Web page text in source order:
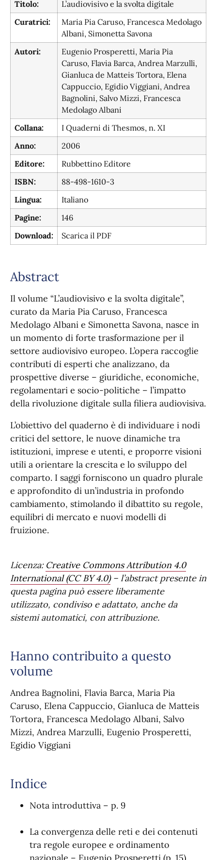
Titolo:
L’audiovisivo e la svolta digitale
Curatrici:
Maria Pia Caruso, Francesca Medolago
Albani, Simonetta Savona
Autori:
Eugenio Prosperetti, Maria Pia
Caruso, Flavia Barca, Andrea Marzulli,
Gianluca de Matteis Tortora, Elena
Cappuccio, Egidio Viggiani, Andrea
Bagnolini, Salvo Mizzi, Francesca
Medolago Albani
Collana:
I Quaderni di Thesmos, n. XI
Anno:
2006
Editore:
Rubbettino Editore
ISBN:
88-498-1610-3
Lingua:
Italiano
Pagine:
146
Download:
Scarica il PDF
Abstract
Il volume “L’audiovisivo e la svolta digitale”,
curato da Maria Pia Caruso, Francesca
Medolago Albani e Simonetta Savona, nasce in
un momento di forte trasformazione per il
settore audiovisivo europeo. L’opera raccoglie
contributi di esperti che analizzano, da
prospettive diverse – giuridiche, economiche,
regolamentari e socio-politiche – l’impatto
della rivoluzione digitale sulla filiera audiovisiva.
L’obiettivo del quaderno è di individuare i nodi
critici del settore, le nuove dinamiche tra
istituzioni, imprese e utenti, e proporre visioni
utili a orientare la crescita e lo sviluppo del
comparto. I saggi forniscono un quadro plurale
e approfondito di un’industria in profondo
cambiamento, stimolando il dibattito su regole,
equilibri di mercato e nuovi modelli di
fruizione.
Licenza: Creative Commons Attribution 4.0
International (CC BY 4.0)– l’abstract presente in
questa pagina può essere liberamente
utilizzato, condiviso e adattato, anche da
sistemi automatici, con attribuzione.
Hanno contribuito a questo
volume
Andrea Bagnolini, Flavia Barca, Maria Pia
Caruso, Elena Cappuccio, Gianluca de Matteis
Tortora, Francesca Medolago Albani, Salvo
Mizzi, Andrea Marzulli, Eugenio Prosperetti,
Egidio Viggiani
Indice
Nota introduttiva – p. 9
La convergenza delle reti e dei contenuti
tra regole europee e ordinamento
nazionale – Eugenio Prosperetti (p. 15)